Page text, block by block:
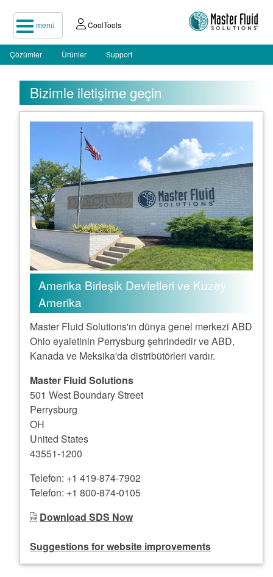
menü CoolTools
Çözümler Ürünler Support
Bizimle iletişime geçin
Amerika Birleşik Devletleri ve Kuzey
Amerika
Master Fluid Solutions'ın dünya genel merkezi ABD
Ohio eyaletinin Perrysburg şehrindedir ve ABD,
Kanada ve Meksika'da distribütörleri vardır.
Master Fluid Solutions
501 West Boundary Street
Perrysburg
OH
United States
43551-1200
Telefon: +1 419-874-7902
Telefon: +1 800-874-0105‬‬‬
Download SDS Now
Suggestions for website improvements